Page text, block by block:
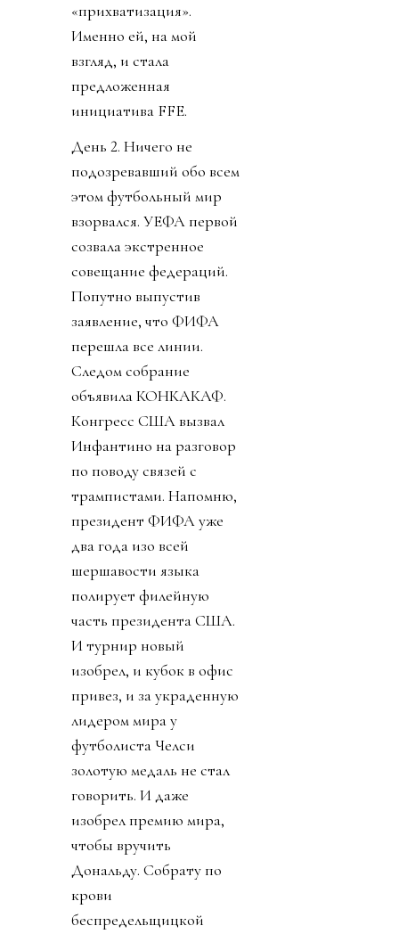
«прихватизация».
Именно ей, на мой
взгляд, и стала
предложенная
инициатива FFE.
День 2. Ничего не
подозревавший обо всем
этом футбольный мир
взорвался. УЕФА первой
созвала экстренное
совещание федераций.
Попутно выпустив
заявление, что ФИФА
перешла все линии.
Следом собрание
объявила КОНКАКАФ.
Конгресс США вызвал
Инфантино на разговор
по поводу связей с
трампистами. Напомню,
президент ФИФА уже
два года изо всей
шершавости языка
полирует филейную
часть президента США.
И турнир новый
изобрел, и кубок в офис
привез, и за украденную
лидером мира у
футболиста Челси
золотую медаль не стал
говорить. И даже
изобрел премию мира,
чтобы вручить
Дональду. Собрату по
крови
беспредельщицкой